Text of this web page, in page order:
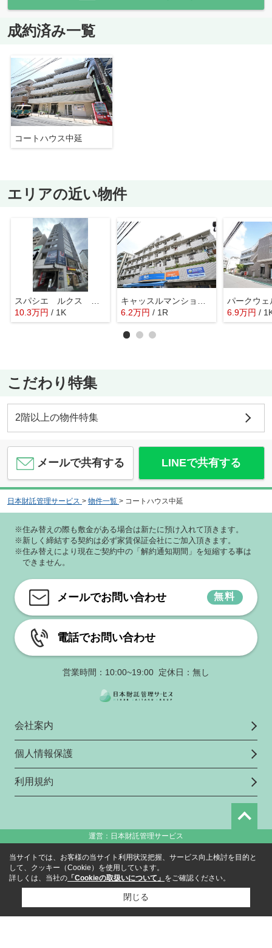
成約済み一覧
コートハウス中延
エリアの近い物件
10.3万円 / 1K
6.2万円 / 1R
パークウェ
6.9万円 /
こだわり特集
2階以上の物件特集
メールで共有する LINEで共有する
日本財託管理サービス > 物件一覧 > コートハウス中延
※住み替えの際も敷金がある場合は新たに預け入れて頂きます。
※新しく締結する契約は必ず家賃保証会社にご加入頂きます。
※住み替えにより現在ご契約中の「解約通知期間」を短縮する事は
できません。
メールでお問い合わせ 無料
電話でお問い合わせ
営業時間：10:00~19:00 定休日：無し
会社案内
個人情報保護
利用規約
運営：日本財託管理サービス
当サイトでは、お客様の当サイト利用状況把握、サービス向上検討を目的と
して、クッキー（Cookie）を使用しています。
詳しくは、当社の 「Cookieの取扱いについて」 をご確認ください。
閉じる